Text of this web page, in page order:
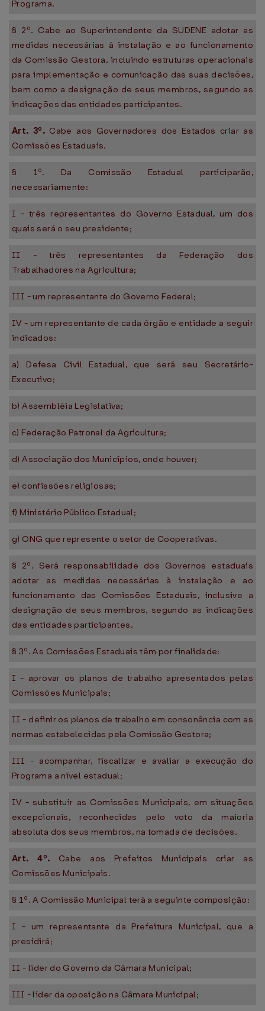
Programa.
§ 2º. Cabe ao Superintendente da SUDENE adotar as
medidas necessárias à instalação e ao funcionamento
da Comissão Gestora, incluindo estruturas operacionais
para implementação e comunicação das suas decisões,
bem como a designação de seus membros, segundo as
indicações das entidades participantes.
Art. 3º. Cabe aos Governadores dos Estados criar as
Comissões Estaduais.
§ 1º. Da Comissão Estadual participarão,
necessariamente:
I - três representantes do Governo Estadual, um dos
quais será o seu presidente;
II - três representantes da Federação dos
Trabalhadores na Agricultura;
III - um representante do Governo Federal;
IV - um representante de cada órgão e entidade a seguir
indicados:
a) Defesa Civil Estadual, que será seu Secretário-
Executivo;
b) Assembléia Legislativa;
c) Federação Patronal da Agricultura;
d) Associação dos Municípios, onde houver;
e) confissões religiosas;
f) Ministério Público Estadual;
g) ONG que represente o setor de Cooperativas.
§ 2º. Será responsabilidade dos Governos estaduais
adotar as medidas necessárias à instalação e ao
funcionamento das Comissões Estaduais, inclusive a
designação de seus membros, segundo as indicações
das entidades participantes.
§ 3º. As Comissões Estaduais têm por finalidade:
I - aprovar os planos de trabalho apresentados pelas
Comissões Municipais;
II - definir os planos de trabalho em consonância com as
normas estabelecidas pela Comissão Gestora;
III - acompanhar, fiscalizar e avaliar a execução do
Programa a nível estadual;
IV - substituir as Comissões Municipais, em situações
excepcionais, reconhecidas pelo voto da maioria
absoluta dos seus membros, na tomada de decisões.
Art. 4º. Cabe aos Prefeitos Municipais criar as
Comissões Municipais.
§ 1º. A Comissão Municipal terá a seguinte composição:
I - um representante da Prefeitura Municipal, que a
presidirá;
II - líder do Governo da Câmara Municipal;
III - líder da oposição na Câmara Municipal;